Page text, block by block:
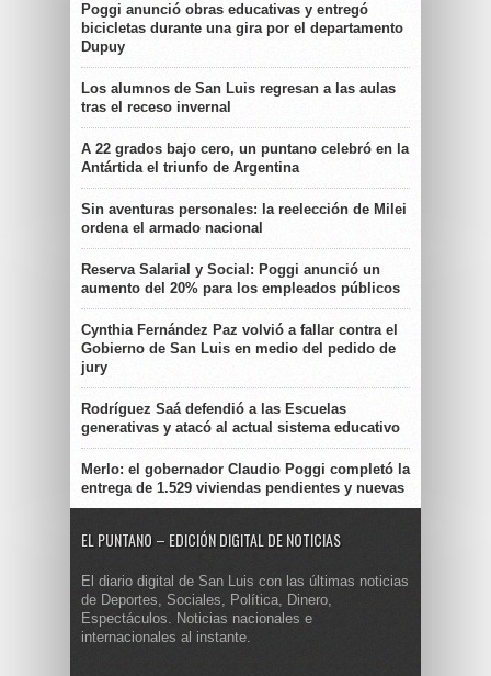
Poggi anunció obras educativas y entregó
bicicletas durante una gira por el departamento
Dupuy
Los alumnos de San Luis regresan a las aulas
tras el receso invernal
A 22 grados bajo cero, un puntano celebró en la
Antártida el triunfo de Argentina
Sin aventuras personales: la reelección de Milei
ordena el armado nacional
Reserva Salarial y Social: Poggi anunció un
aumento del 20% para los empleados públicos
Cynthia Fernández Paz volvió a fallar contra el
Gobierno de San Luis en medio del pedido de
jury
Rodríguez Saá defendió a las Escuelas
generativas y atacó al actual sistema educativo
Merlo: el gobernador Claudio Poggi completó la
entrega de 1.529 viviendas pendientes y nuevas
EL PUNTANO – EDICIÓN DIGITAL DE NOTICIAS
El diario digital de San Luis con las últimas noticias
de Deportes, Sociales, Política, Dinero,
Espectáculos. Noticias nacionales e
internacionales al instante.